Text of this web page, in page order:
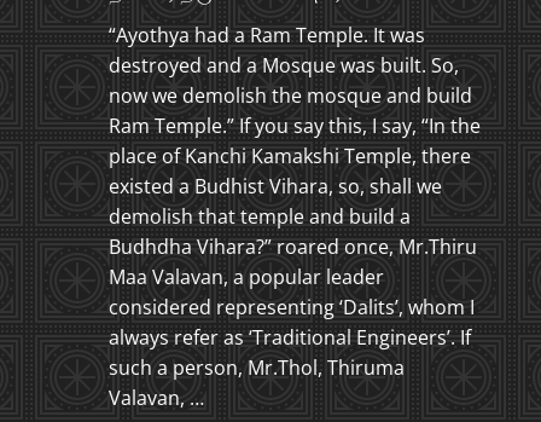
“Ayothya had a Ram Temple. It was
destroyed and a Mosque was built. So,
now we demolish the mosque and build
Ram Temple.” If you say this, I say, “In the
place of Kanchi Kamakshi Temple, there
existed a Budhist Vihara, so, shall we
demolish that temple and build a
Budhdha Vihara?” roared once, Mr.Thiru
Maa Valavan, a popular leader
considered representing ‘Dalits’, whom I
always refer as ‘Traditional Engineers’. If
such a person, Mr.Thol, Thiruma
Valavan, …